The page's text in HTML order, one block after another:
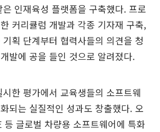
인재육성 플랫폼을 구축했다. 프로
커리큘럼 개발과 각종 기자재 구축,
획 단계부터 협력사들의 의견을 청
발에 공을 들인 것으로 알려졌다.
한 평가에서 교육생들의 소프트웨
되는 실질적인 성과도 창출했다. 오
등 글로벌 차량용 소프트웨어에 특화